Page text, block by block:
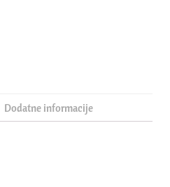
Dodatne informacije